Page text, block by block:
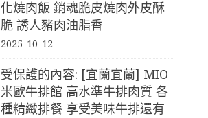
化燒肉飯 銷魂脆皮燒肉外皮酥
脆 誘人豬肉油脂香
2025-10-12
受保護的內容: [宜蘭宜蘭] MIO
米歐牛排館 高水準牛排肉質 各
種精緻排餐 享受美味牛排還有